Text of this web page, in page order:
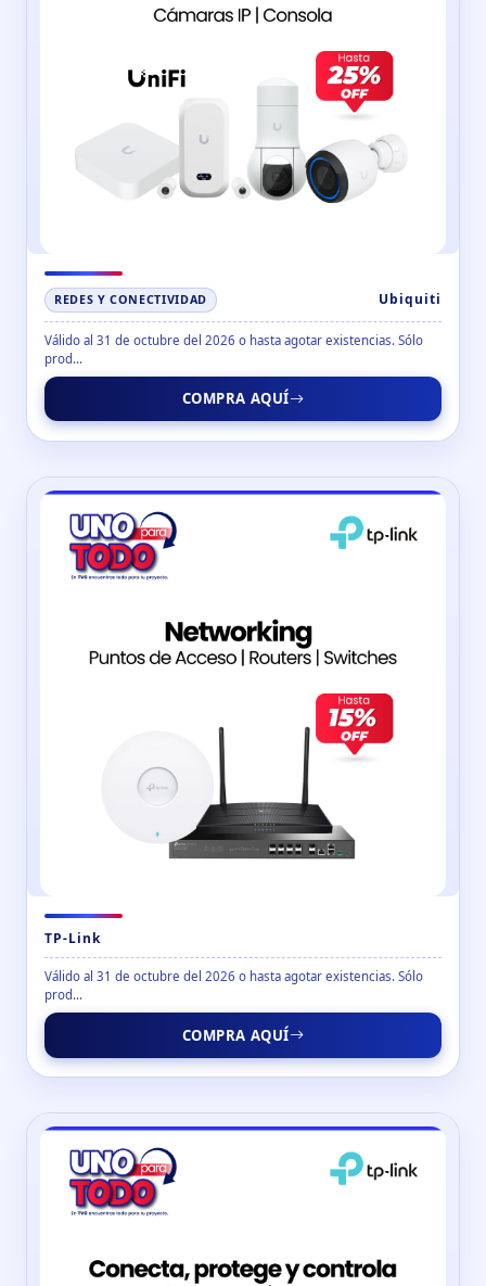
REDES Y CONECTIVIDAD Ubiquiti
Válido al 31 de octubre del 2026 o hasta agotar existencias. Sólo
prod...
COMPRA AQUÍ
TP-Link
Válido al 31 de octubre del 2026 o hasta agotar existencias. Sólo
prod...
COMPRA AQUÍ